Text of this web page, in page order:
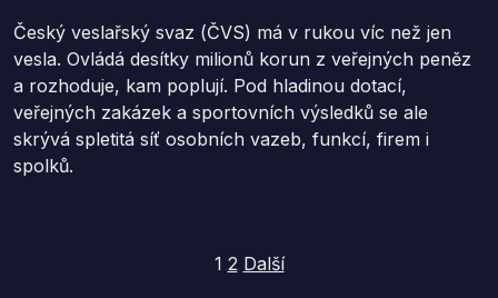
Český veslařský svaz (ČVS) má v rukou víc než jen
vesla. Ovládá desítky milionů korun z veřejných peněz
a rozhoduje, kam poplují. Pod hladinou dotací,
veřejných zakázek a sportovních výsledků se ale
skrývá spletitá síť osobních vazeb, funkcí, firem i
spolků.
1 2 Další